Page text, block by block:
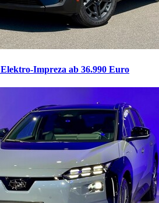
Elektro-Impreza ab 36.990 Euro